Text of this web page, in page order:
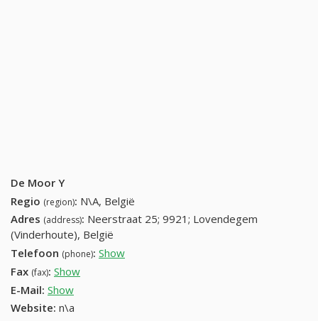
De Moor Y
Regio (region): N\A, België
Adres (address): Neerstraat 25; 9921; Lovendegem
(Vinderhoute), België
Telefoon (phone): Show
Fax (fax): Show
E-Mail: Show
Website: n\a